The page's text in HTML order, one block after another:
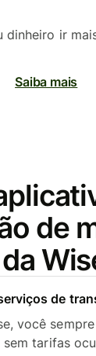
dinheiro ir
Saiba mais
de
de
você
sem tarifas